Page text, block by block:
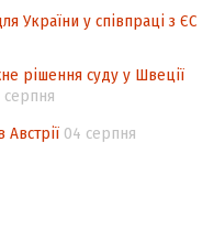
України у співпраці з ЄС
рішення суду у Швеції
серпня
04 серпня